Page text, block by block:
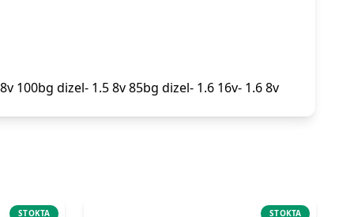
100bg dizel- 1.5 8v 85bg dizel- 1.6 16v- 1.6 8v
STOKTA STOKTA